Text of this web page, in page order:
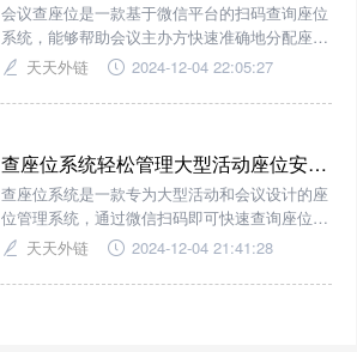
会议查座位是一款基于微信平台的扫码查询座位
系统，能够帮助会议主办方快速准确地分配座
位，并让参会者轻松找到自己的位置。该系统不
率。
天天外链 2024-12-04 22:05:27
查座位系统轻松管理大型活动座位安排,快速扫码查询座位分布
查座位系统是一款专为大型活动和会议设计的座
位管理系统，通过微信扫码即可快速查询座位号
或用餐号，极大提升了活动的组织效率和参与者
天天外链 2024-12-04 21:41:28